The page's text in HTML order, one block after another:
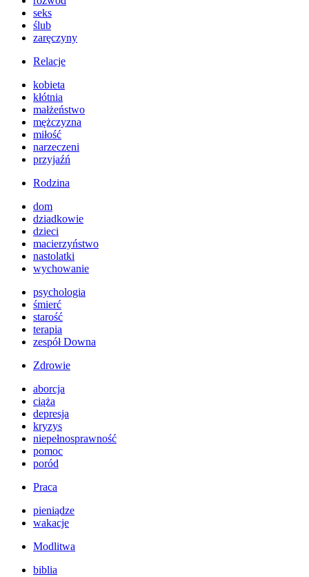
seks
ślub
zaręczyny
Relacje
kobieta
kłótnia
małżeństwo
mężczyzna
miłość
narzeczeni
przyjaźń
Rodzina
dom
dziadkowie
dzieci
macierzyństwo
nastolatki
wychowanie
psychologia
śmierć
starość
terapia
zespół Downa
Zdrowie
aborcja
ciąża
depresja
kryzys
niepełnosprawność
pomoc
poród
Praca
pieniądze
wakacje
Modlitwa
biblia